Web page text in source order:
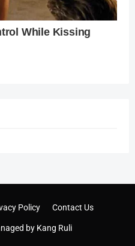
by Kang Ruli
Policy Contact Us